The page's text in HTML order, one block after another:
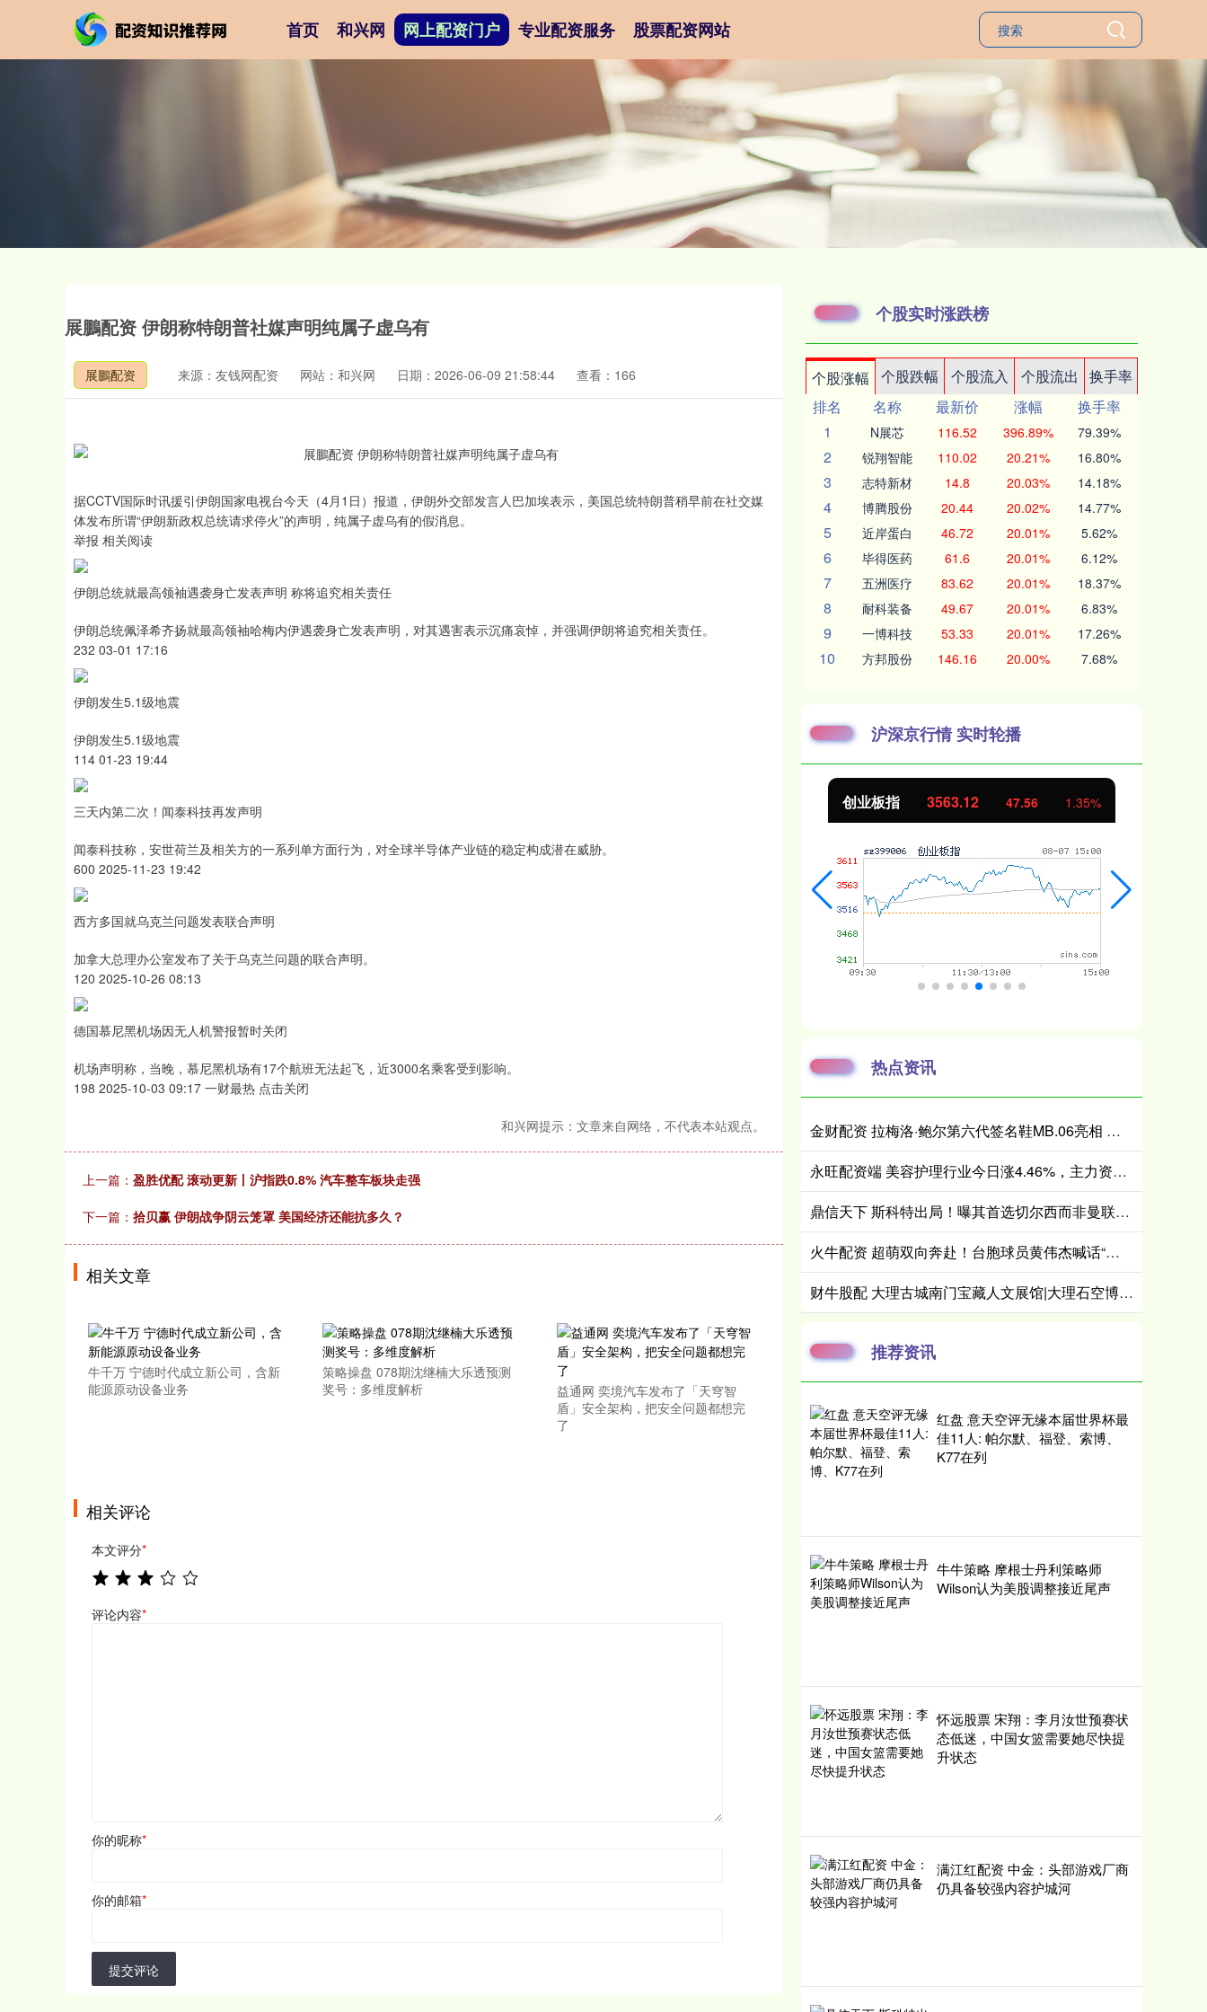
首页 和兴网 网上配资门户 专业配资服务 股票配资网站
展鵬配资 伊朗称特朗普社媒声明纯属子虚乌有
展鵬配资 来源：友钱网配资 网站：和兴网 日期：2026-06-09 21:58:44 查看：166
据CCTV国际时讯援引伊朗国家电视台今天（4月1日）报道，伊朗外交部发言人巴加埃表示，美国总统特朗普稍早前在社交媒
体发布所谓“伊朗新政权总统请求停火”的声明，纯属子虚乌有的假消息。
举报 相关阅读
伊朗总统就最高领袖遇袭身亡发表声明 称将追究相关责任
伊朗总统佩泽希齐扬就最高领袖哈梅内伊遇袭身亡发表声明，对其遇害表示沉痛哀悼，并强调伊朗将追究相关责任。
232 03-01 17:16
伊朗发生5.1级地震
伊朗发生5.1级地震
114 01-23 19:44
三天内第二次！闻泰科技再发声明
闻泰科技称，安世荷兰及相关方的一系列单方面行为，对全球半导体产业链的稳定构成潜在威胁。
600 2025-11-23 19:42
西方多国就乌克兰问题发表联合声明
加拿大总理办公室发布了关于乌克兰问题的联合声明。
120 2025-10-26 08:13
德国慕尼黑机场因无人机警报暂时关闭
机场声明称，当晚，慕尼黑机场有17个航班无法起飞，近3000名乘客受到影响。
198 2025-10-03 09:17 一财最热 点击关闭
和兴网提示：文章来自网络，不代表本站观点。
上一篇： 盈胜优配 滚动更新丨沪指跌0.8% 汽车整车板块走强
下一篇： 拾贝赢 伊朗战争阴云笼罩 美国经济还能抗多久？
相关文章
牛千万 宁德时代成立新公司，含新
能源原动设备业务
策略操盘 078期沈继楠大乐透预测
奖号：多维度解析
益通网 奕境汽车发布了「天穹智
盾」安全架构，把安全问题都想完
了
相关评论
本文评分*
评论内容*
你的昵称*
你的邮箱*
提交评论
个股实时涨跌榜
个股涨幅 个股跌幅 个股流入 个股流出
换手率
排名
名称 最新价 涨幅
换手率
1
N展芯 116.52 396.89% 79.39%
2 锐翔智能 110.02 20.21% 16.80%
3 志特新材 14.8 20.03% 14.18%
4 博腾股份 20.44 20.02% 14.77%
5 近岸蛋白 46.72 20.01% 5.62%
6 毕得医药 61.6 20.01% 6.12%
7 五洲医疗 83.62 20.01% 18.37%
8 耐科装备 49.67 20.01% 6.83%
9 一博科技 53.33 20.01% 17.26%
10 方邦股份 146.16 20.00% 7.68%
沪深京行情 实时轮播
1.42% 沪深300 4694.44 创业板指 3563.12 47.56 1.35%
热点资讯
金财配资 拉梅洛·鲍尔第六代签名鞋MB.06亮相 首发配色将于近日小面积发售
永旺配资端 美容护理行业今日涨4.46%，主力资金净流入1.07亿元
鼎信天下 斯科特出局！曝其首选切尔西而非曼联，继姐也无法说服他向往红魔
火牛配资 超萌双向奔赴！台胞球员黄伟杰喊话“还钱”妹：进球了希望她开心！
财牛股配 大理古城南门宝藏人文展馆|大理石空博物馆, 避暑研学拍照一站式打卡
推荐资讯
红盘 意天空评无缘本届世界杯最
佳11人: 帕尔默、福登、索博、
K77在列
牛牛策略 摩根士丹利策略师
Wilson认为美股调整接近尾声
怀远股票 宋翔：李月汝世预赛状
态低迷，中国女篮需要她尽快提
升状态
满江红配资 中金：头部游戏厂商
仍具备较强内容护城河